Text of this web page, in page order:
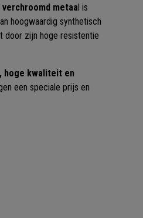
metaal is
hoogwaardig synthetisch
door zijn hoge resistentie
hoge kwaliteit en
een speciale prijs en